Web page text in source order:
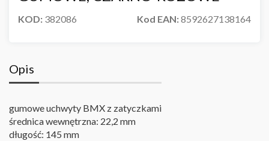
KOD: 382086 Kod EAN:8592627138164
Opis
gumowe uchwyty BMX z zatyczkami
średnica wewnętrzna: 22,2 mm
długość: 145 mm